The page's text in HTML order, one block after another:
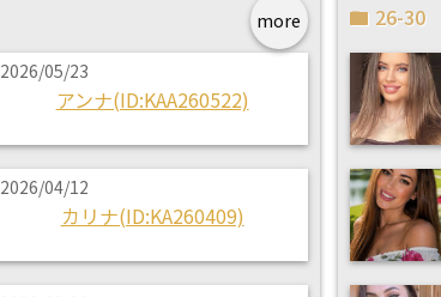
more
2026/05/23
アンナ(ID:KAA260522)
2026/04/12
カリナ(ID:KA260409)
26-30